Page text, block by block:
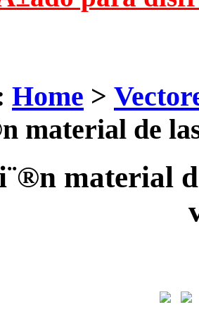
Home >
material de
material